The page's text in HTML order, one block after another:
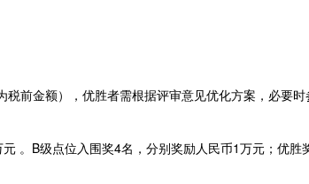
前金额），优胜者需根据评审意见优化方案，必要
。B级点位入围奖4名，分别奖励人民币1万元；优胜